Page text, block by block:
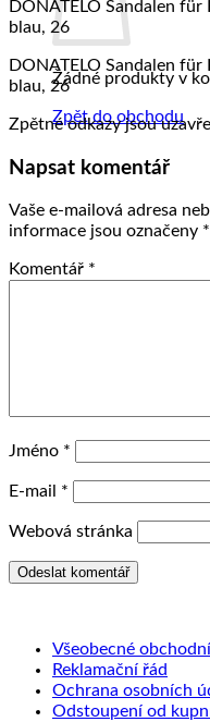
Žádné produkty v
Zpět do obchodu
DONATELO Sandalen
blau, 26
DONATELO Sandalen
blau, 26
Zpětné odkazy jsou
Napsat komentář
Vaše e-mailová adresa
informace jsou označeny *
Komentář *
Jméno *
E-mail *
Webová stránka
Všeobecné
Reklamační řád
Ochrana osobních
Odstoupení od